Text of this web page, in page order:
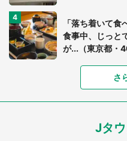
「落ち着いて
食事中、じっと
が...（東京都・
「富豪すぎ」1
7万人驚がく
ードル高い」
あまりにも四
さ
Jタ